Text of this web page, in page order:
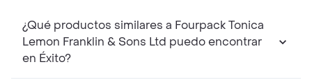
¿Qué productos similares a Fourpack Tonica
Lemon Franklin & Sons Ltd puedo encontrar
en Éxito?